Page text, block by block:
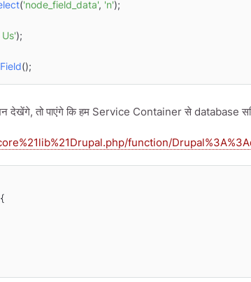
('node_field_data', 'n'
();
देखेंगे, तो पाएंगे कि हम Service Container से database
function/
{